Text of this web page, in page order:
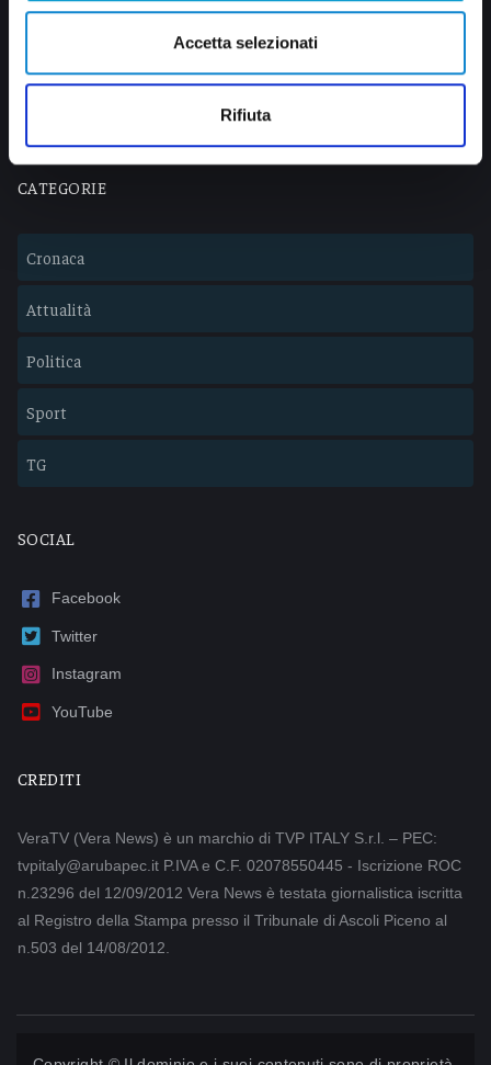
Accetta selezionati
Rifiuta
Lavora con noi
CATEGORIE
Cronaca
Attualità
Politica
Sport
TG
SOCIAL
Facebook
Twitter
Instagram
YouTube
CREDITI
VeraTV (Vera News) è un marchio di TVP ITALY S.r.l. – PEC:
tvpitaly@arubapec.it P.IVA e C.F. 02078550445 - Iscrizione ROC
n.23296 del 12/09/2012 Vera News è testata giornalistica iscritta
al Registro della Stampa presso il Tribunale di Ascoli Piceno al
n.503 del 14/08/2012.